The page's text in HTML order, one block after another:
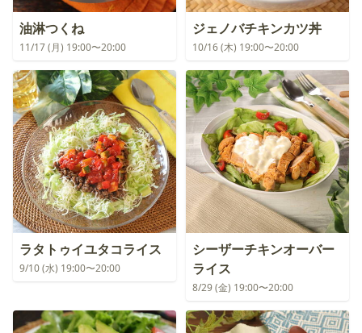
油淋つくね
11/17 (月) 19:00〜20:00
ジェノバチキンカツ丼
10/16 (木) 19:00〜20:00
ラタトゥイユタコライス
9/10 (水) 19:00〜20:00
シーザーチキンオーバー
ライス
8/29 (金) 19:00〜20:00